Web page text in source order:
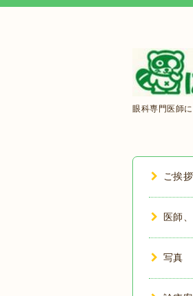
眼科専門医師
ご挨拶
医師
写真